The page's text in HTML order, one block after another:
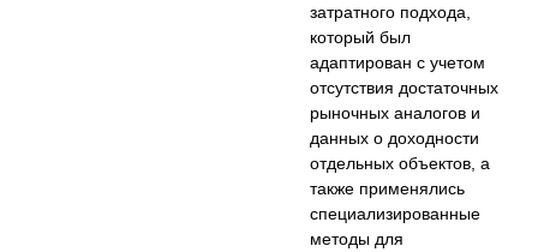
затратного подхода,
который был
адаптирован с учетом
отсутствия достаточных
рыночных аналогов и
данных о доходности
отдельных объектов, а
также применялись
специализированные
методы для